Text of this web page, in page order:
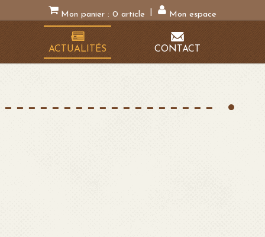
Mon panier : 0 article Mon espace
ACTUALITÉS CONTACT